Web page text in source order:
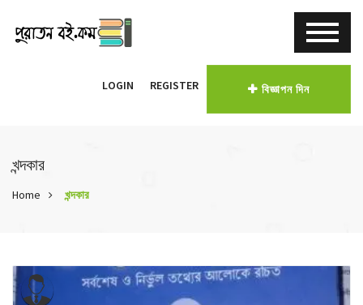
LOGIN REGISTER বিজ্ঞাপন দিন
খন্দকার
Home খন্দকার